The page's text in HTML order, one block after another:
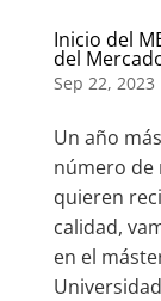
Inicio del
del
Sep 22, 2023
Un año
número de
quieren
calidad,
en el